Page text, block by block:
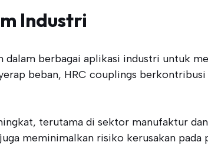
Industri
berbagai aplikasi industri untuk
beban, HRC couplings
terutama di sektor manufaktur
meminimalkan risiko kerusakan pada